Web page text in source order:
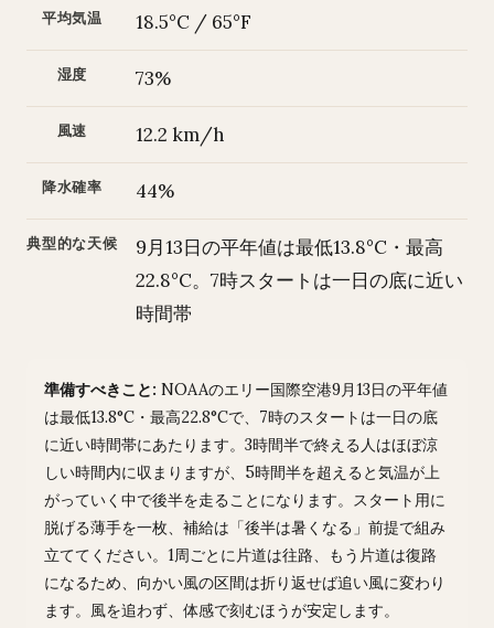
平均気温 18.5°C / 65°F
湿度 73%
風速 12.2 km/h
降水確率 44%
典型的な天候
9月13日の平年値は最低13.8°C・最高
22.8°C。7時スタートは一日の底に近い
時間帯
準備すべきこと: NOAAのエリー国際空港9月13日の平年値
は最低13.8°C・最高22.8°Cで、7時のスタートは一日の底
に近い時間帯にあたります。3時間半で終える人はほぼ涼
しい時間内に収まりますが、5時間半を超えると気温が上
がっていく中で後半を走ることになります。スタート用に
脱げる薄手を一枚、補給は「後半は暑くなる」前提で組み
立ててください。1周ごとに片道は往路、もう片道は復路
になるため、向かい風の区間は折り返せば追い風に変わり
ます。風を追わず、体感で刻むほうが安定します。